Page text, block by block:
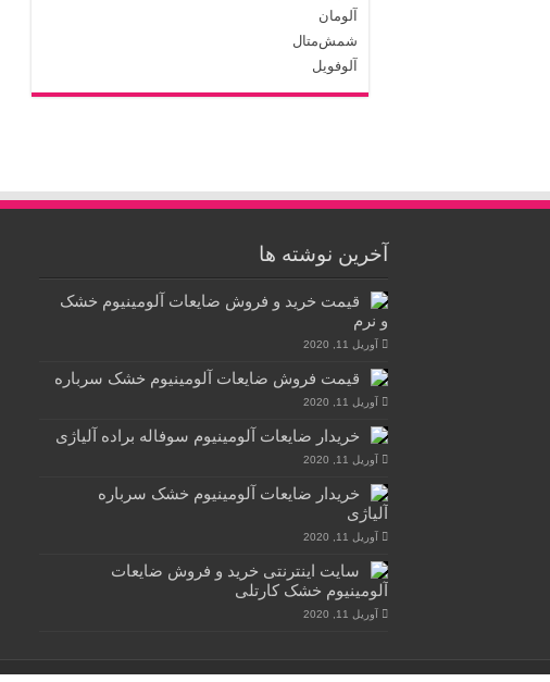
آلومان
شمش‌متال
آلوفویل
آخرین نوشته ها
قیمت خرید و فروش ضایعات آلومینیوم خشک
و نرم
آوریل 11, 2020
قیمت فروش ضایعات آلومینیوم خشک سرباره
آوریل 11, 2020
خریدار ضایعات آلومینیوم سوفاله براده آلیاژی
آوریل 11, 2020
خریدار ضایعات آلومینیوم خشک سرباره
آلیاژی
آوریل 11, 2020
سایت اینترنتی خرید و فروش ضایعات
آلومینیوم خشک کارتلی
آوریل 11, 2020